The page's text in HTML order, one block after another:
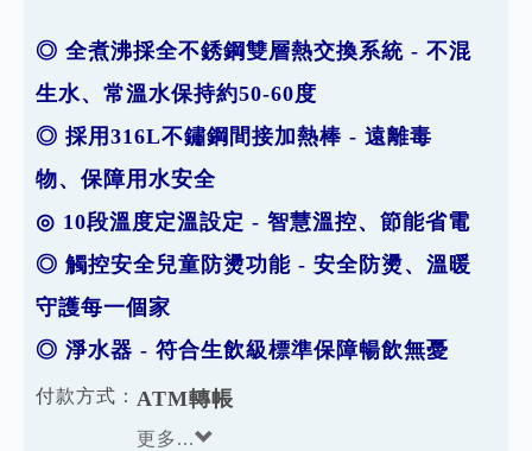
◎ 全煮沸採全不銹鋼雙層熱交換系統 - 不混
生水、常溫水保持約50-60度
◎ 採用316L不鏽鋼間接加熱棒 - 遠離毒
物、保障用水安全
◎ 10段溫度定溫設定 - 智慧溫控、節能省電
◎ 觸控安全兒童防燙功能 - 安全防燙、溫暖
守護每一個家
◎ 淨水器 - 符合生飲級標準保障暢飲無憂
付款方式： ATM轉帳
更多...